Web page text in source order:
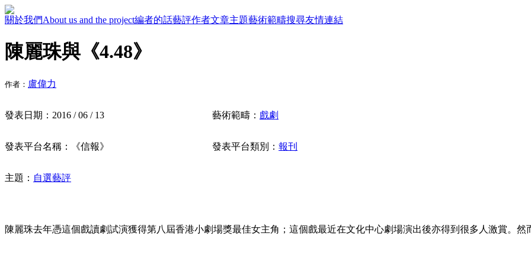
關於我們About us and the project編者的話藝評作者文章主題藝術範疇搜尋友情連結
陳麗珠與《4.48》
作者： 盧偉力
發表日期： 2016 / 06 / 13 藝術範疇： 戲劇
發表平台名稱： 《信報》 發表平台類別： 報刊
主題： 自選藝評
陳麗珠去年憑這個戲讀劇試演獲得第八屆香港小劇場獎最佳女主角；這個戲最近在文化中心劇場演出後亦得到很多人激賞。然